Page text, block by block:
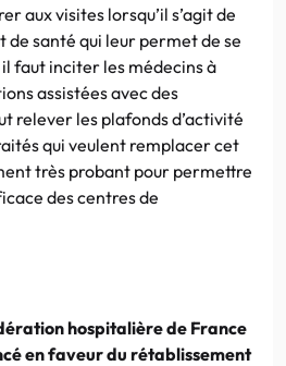
aux visites lorsqu’il s’agit de
de santé qui leur permet de se
faut inciter les médecins à
assistées avec des
relever les plafonds d’activité
qui veulent remplacer cet
très probant pour permettre
des centres de
hospitalière de France
en faveur du rétablissement